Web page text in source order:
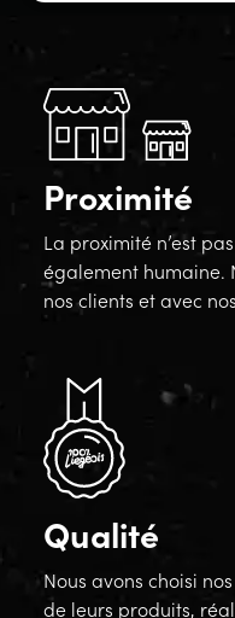
Proximité
La proximité n’est
également humaine.
nos clients et avec
Qualité
Nous avons choisi
de leurs produits,